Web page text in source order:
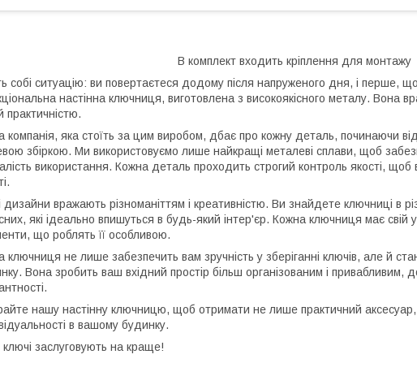
В комплект входить кріплення для монтажу
собі ситуацію: ви повертаєтеся додому після напруженого дня, і перше,
настінна ключниця, виготовлена з високоякісного металу. Вона
практичністю.
компанія, яка стоїть за цим виробом, дбає про кожну деталь, починаючи від
збіркою. Ми використовуємо лише найкращі металеві сплави, щоб
використання. Кожна деталь проходить строгий контроль якості, щоб
вражають різноманіттям і креативністю. Ви знайдете ключниці в
які ідеально впишуться в будь-який інтер'єр. Кожна ключниця має свій
що роблять її особливою.
ключниця не лише забезпечить вам зручність у зберіганні ключів, але й
Вона зробить ваш вхідний простір більш організованим і
нашу настінну ключницю, щоб отримати не лише практичний
в вашому будинку.
ключі заслуговують на краще!